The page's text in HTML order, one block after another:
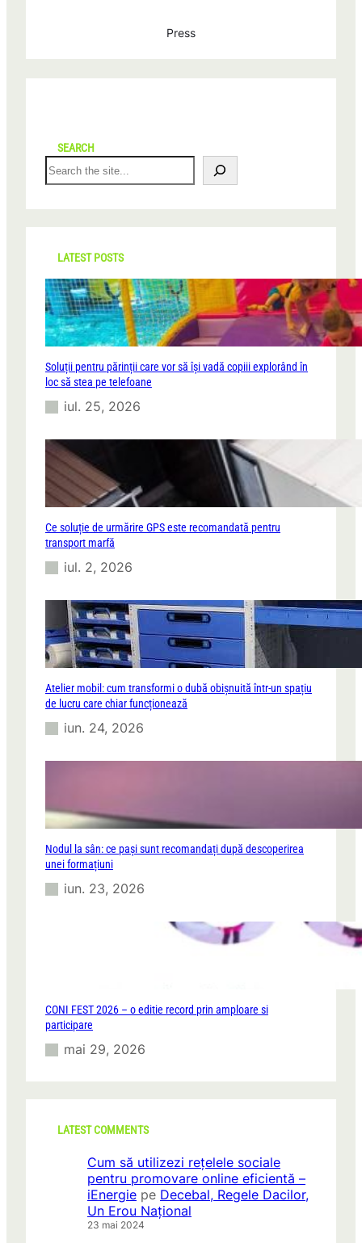
Press
SEARCH
S
e
r
c
LATEST POSTS
Soluții pentru părinții care vor să își vadă copiii explorând în
loc să stea pe telefoane
iul. 25, 2026
Ce soluție de urmărire GPS este recomandată pentru
transport marfă
iul. 2, 2026
Atelier mobil: cum transformi o dubă obișnuită într-un spațiu
de lucru care chiar funcționează
iun. 24, 2026
Nodul la sân: ce pași sunt recomandați după descoperirea
unei formațiuni
iun. 23, 2026
CONI FEST 2026 – o editie record prin amploare si
participare
mai 29, 2026
LATEST COMMENTS
Cum să utilizezi rețelele sociale
pentru promovare online eficientă –
iEnergie pe Decebal, Regele Dacilor,
Un Erou Național
23 mai 2024